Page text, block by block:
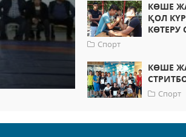
КӨШЕ
ҚОЛ
Спорт
КӨШЕ
Спорт